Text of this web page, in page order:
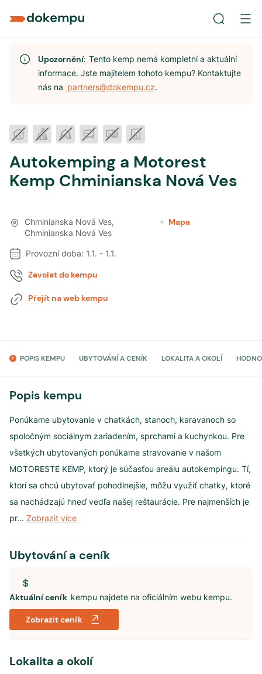
Upozornění:Tento kemp nemá kompletní a aktuální
informace. Jste majitelem tohoto kempu? Kontaktujte
nás na partners@dokempu.cz.
Autokemping a Motorest
Kemp Chminianska Nová Ves
Chminianska Nová Ves,
Chminianska Nová Ves
Mapa
Provozní doba: 1.1. - 1.1.
Zavolat do kempu
Přejít na web kempu
POPIS KEMPU UBYTOVÁNÍ A CENÍK LOKALITA A OKOLÍ
Popis kempu
Ponúkame ubytovanie v chatkách, stanoch, karavanoch so
spoločným sociálnym zariadením, sprchami a kuchynkou. Pre
všetkých ubytovaných ponúkame stravovanie v našom
MOTORESTE KEMP, ktorý je súčasťou areálu autokempingu. Tí,
ktorí sa chcú ubytovať pohodlnejšie, môžu využiť chatky, ktoré
sa nachádzajú hneď vedľa našej reštaurácie. Pre najmenších je
pr... Zobrazit více
Ubytování a ceník
Aktuální ceník kempu najdete na oficiálním webu kempu.
Zobrazit ceník
Lokalita a okolí